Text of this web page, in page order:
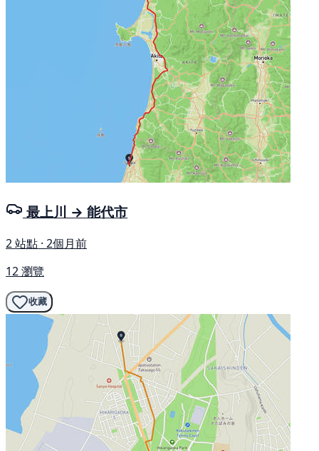
最上川 → 能代市
2 站點 · 2個月前
12 瀏覽
收藏